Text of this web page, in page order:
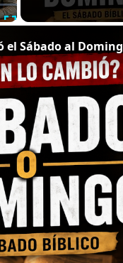
Fullscreen
el Sábado al